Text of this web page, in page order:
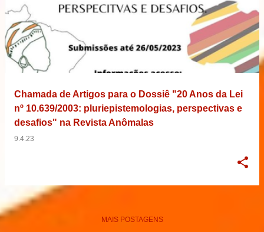
Chamada de Artigos para o Dossiê "20 Anos da Lei
nº 10.639/2003: pluriepistemologias, perspectivas e
desafios" na Revista Anômalas
9.4.23
MAIS POSTAGENS